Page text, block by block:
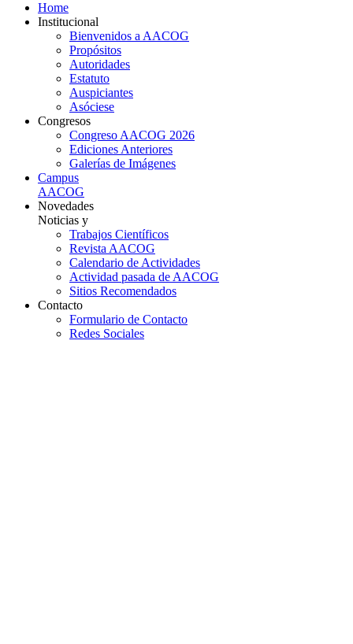
Home
Institucional
Bienvenidos a AACOG
Propósitos
Autoridades
Estatuto
Auspiciantes
Asóciese
Congresos
Congreso AACOG 2026
Ediciones Anteriores
Galerías de Imágenes
Campus
AACOG
Novedades
Noticias y
Trabajos Científicos
Revista AACOG
Calendario de Actividades
Actividad pasada de AACOG
Sitios Recomendados
Contacto
Formulario de Contacto
Redes Sociales